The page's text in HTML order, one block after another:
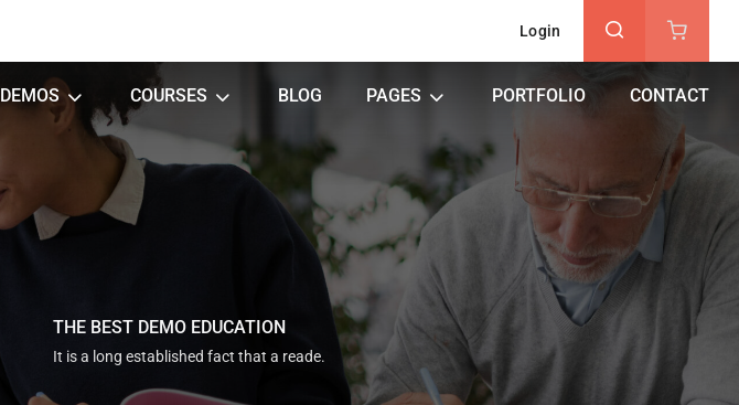
Login
DEMOS COURSES BLOG PAGES PORTFOLIO CONTACT
THE BEST DEMO EDUCATION
It is a long established fact that a reade.